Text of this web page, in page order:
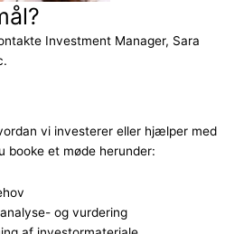
Investment Manager, Sara
vi investerer eller hjælper med
booke et møde herunder:
og vurdering